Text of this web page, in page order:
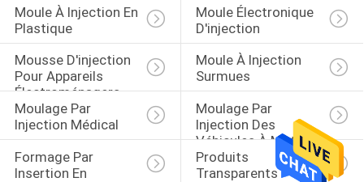
Moule À Injection En
Plastique
Moule Électronique
D'injection
Mousse D'injection
Pour Appareils
Électroménagers
Moule À Injection
Surmues
Moulage Par
Injection Médical
Moulage Par
Injection Des
Véhicules À Moteur
Formage Par
Insertion En
Produits
Transparents